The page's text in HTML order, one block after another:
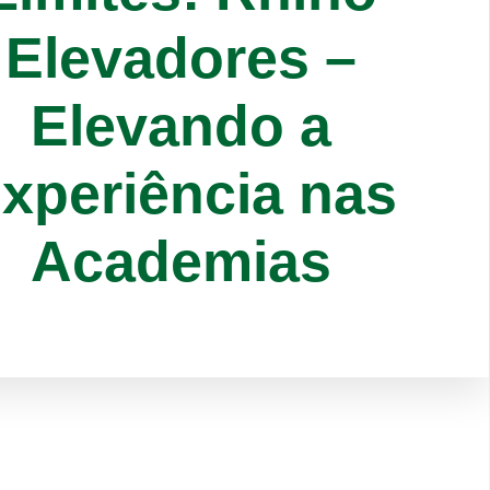
Elevadores –
Elevando a
nas
Academias